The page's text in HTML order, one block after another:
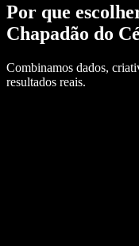
Por que
Chapadão do
Combinamos dados,
resultados reais.